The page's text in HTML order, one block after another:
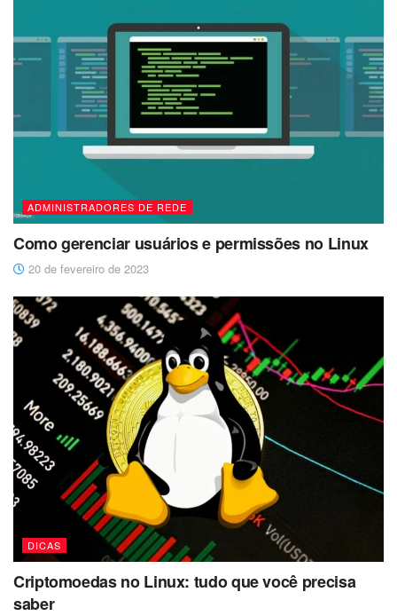
ADMINISTRADORES DE REDE
Como gerenciar usuários e permissões no Linux
20 de fevereiro de 2023
DICAS
Criptomoedas no Linux: tudo que você precisa
saber